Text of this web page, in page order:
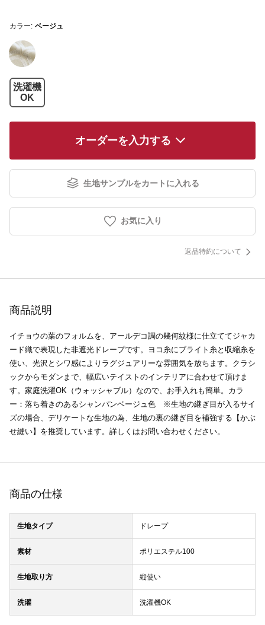
カラー: ベージュ
洗濯機
OK
オーダーを入力する
生地サンプルをカートに入れる
お気に入り
返品特約について
商品説明
イチョウの葉のフォルムを、アールデコ調の幾何紋様に仕立ててジャカ
ード織で表現した非遮光ドレープです。ヨコ糸にブライト糸と収縮糸を
使い、光沢とシワ感によりラグジュアリーな雰囲気を放ちます。クラシ
ックからモダンまで、幅広いテイストのインテリアに合わせて頂けま
す。家庭洗濯OK（ウォッシャブル）なので、お手入れも簡単。カラ
ー：落ち着きのあるシャンパンベージュ色 ※生地の継ぎ目が入るサイ
ズの場合、デリケートな生地の為、生地の裏の継ぎ目を補強する【かぶ
せ縫い】を推奨しています。詳しくはお問い合わせください。
商品の仕様
生地タイプ ドレープ
素材 ポリエステル100
生地取り方 縦使い
洗濯 洗濯機OK